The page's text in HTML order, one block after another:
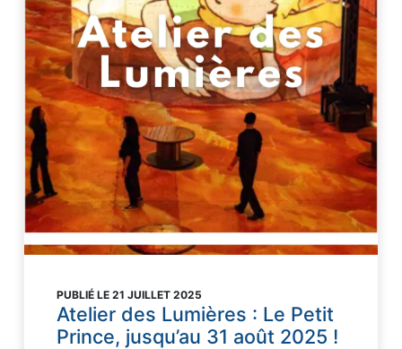
PUBLIÉ LE 21 JUILLET 2025
Atelier des Lumières : Le Petit
Prince, jusqu’au 31 août 2025 !